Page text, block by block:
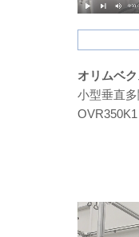
オリムベク
小型垂直